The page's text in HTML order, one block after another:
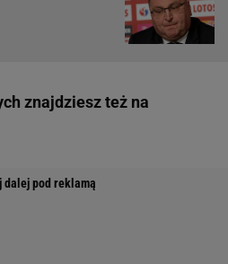
znajdziesz też na